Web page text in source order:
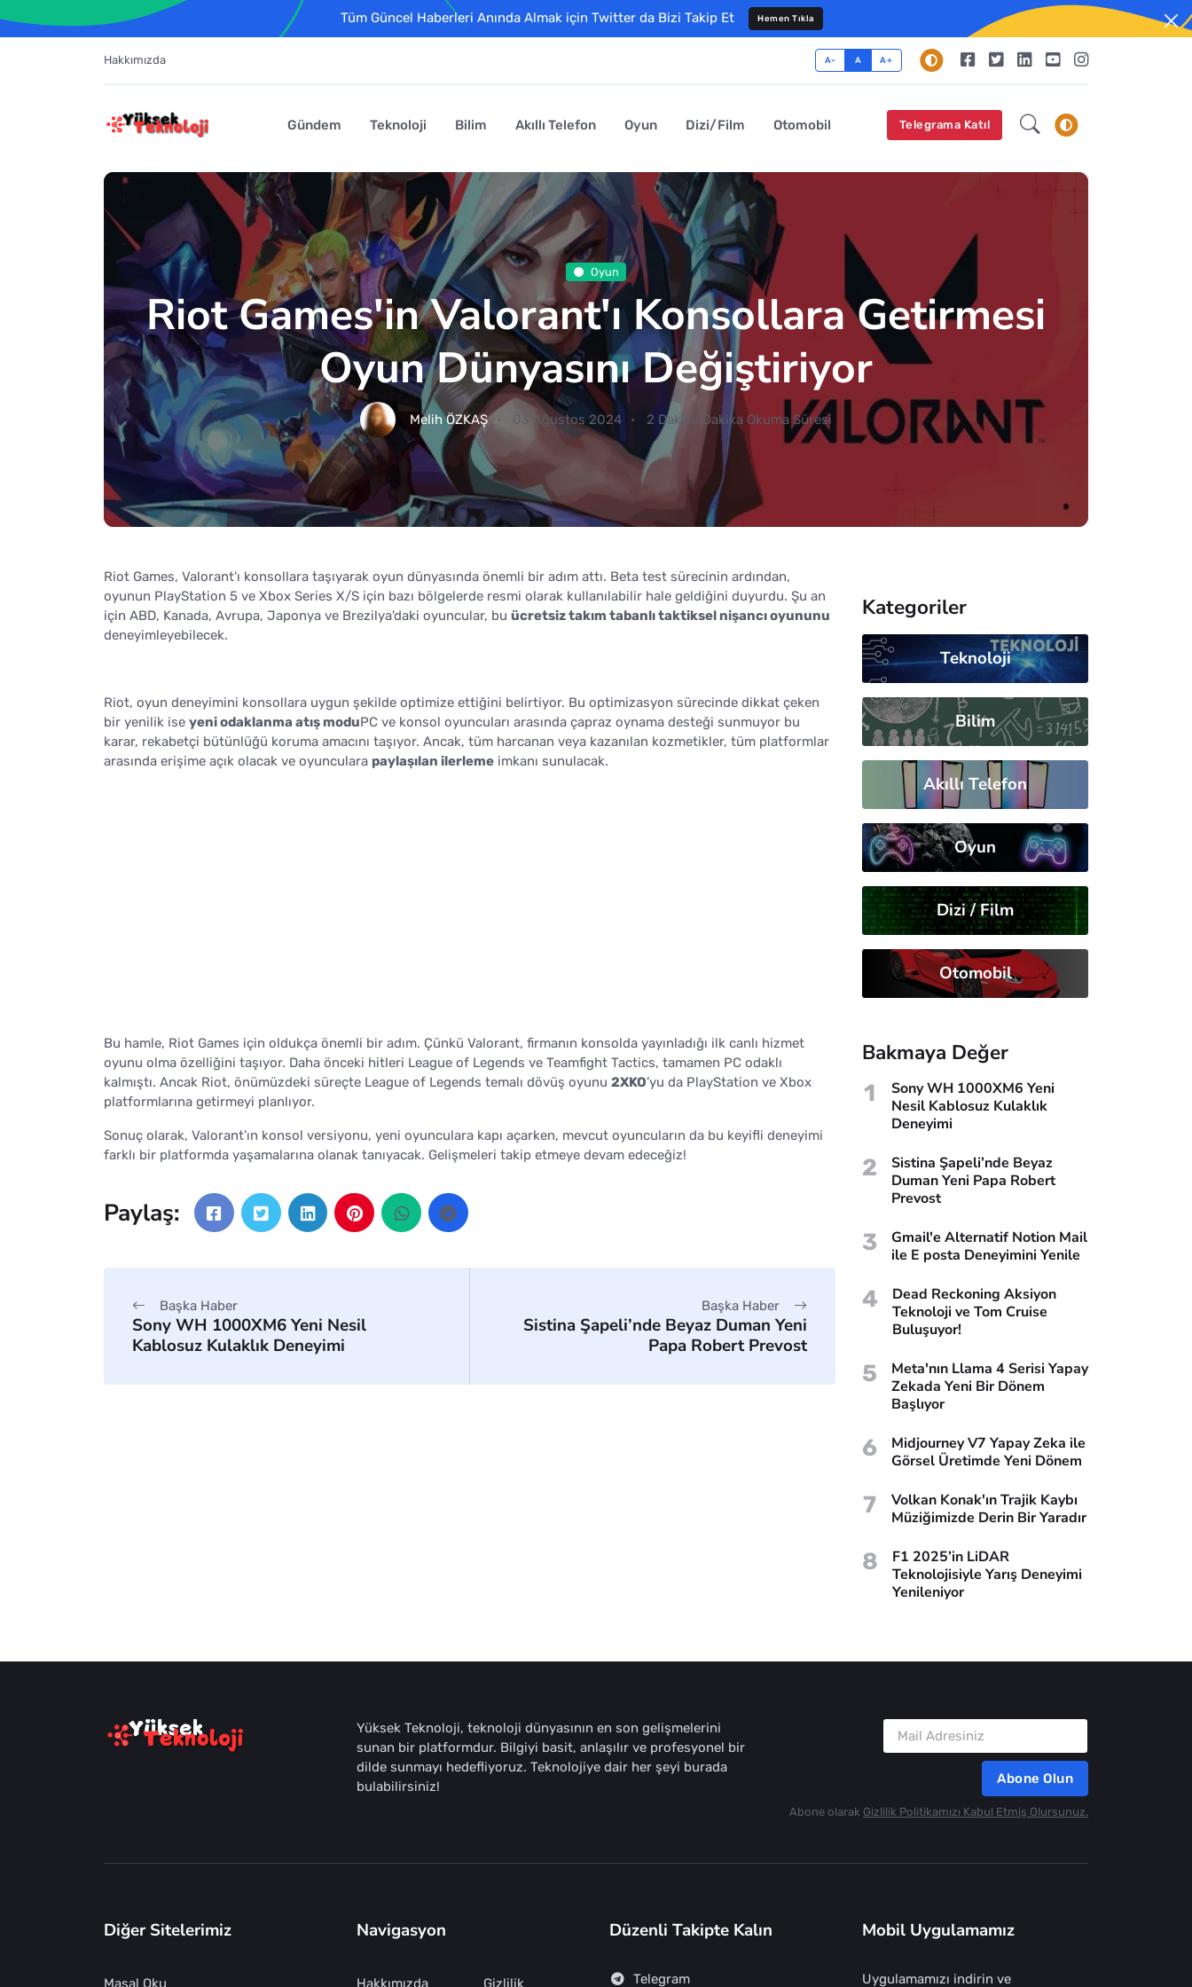
Tüm Güncel Haberleri Anında Almak için Twitter da Bizi Takip Et Hemen Tıkla
Hakkımızda A- A A+
Gündem Teknoloji Bilim Akıllı Telefon Oyun Dizi/Film Otomobil Telegrama Katıl
Oyun
Riot Games'in Valorant'ı Konsollara Getirmesi
Oyun Dünyasını Değiştiriyor
Melih ÖZKAŞ 03 Ağustos 2024 2 Dakika Dakika Okuma Süresi
Riot Games, Valorant'ı konsollara taşıyarak oyun dünyasında önemli bir adım attı. Beta test sürecinin ardından,
oyunun PlayStation 5 ve Xbox Series X/S için bazı bölgelerde resmi olarak kullanılabilir hale geldiğini duyurdu. Şu an
için ABD, Kanada, Avrupa, Japonya ve Brezilya'daki oyuncular, bu ücretsiz takım tabanlı taktiksel nişancı oyununu
deneyimleyebilecek.
Riot, oyun deneyimini konsollara uygun şekilde optimize ettiğini belirtiyor. Bu optimizasyon sürecinde dikkat çeken
bir yenilik ise yeni odaklanma atış moduPC ve konsol oyuncuları arasında çapraz oynama desteği sunmuyor bu
karar, rekabetçi bütünlüğü koruma amacını taşıyor. Ancak, tüm harcanan veya kazanılan kozmetikler, tüm platformlar
arasında erişime açık olacak ve oyunculara paylaşılan ilerleme imkanı sunulacak.
Bu hamle, Riot Games için oldukça önemli bir adım. Çünkü Valorant, firmanın konsolda yayınladığı ilk canlı hizmet
oyunu olma özelliğini taşıyor. Daha önceki hitleri League of Legends ve Teamfight Tactics, tamamen PC odaklı
kalmıştı. Ancak Riot, önümüzdeki süreçte League of Legends temalı dövüş oyunu 2XKO’yu da PlayStation ve Xbox
platformlarına getirmeyi planlıyor.
Sonuç olarak, Valorant’ın konsol versiyonu, yeni oyunculara kapı açarken, mevcut oyuncuların da bu keyifli deneyimi
farklı bir platformda yaşamalarına olanak tanıyacak. Gelişmeleri takip etmeye devam edeceğiz!
Paylaş:
Başka Haber
Sony WH 1000XM6 Yeni Nesil
Kablosuz Kulaklık Deneyimi
Başka Haber
Sistina Şapeli’nde Beyaz Duman Yeni
Papa Robert Prevost
Kategoriler
Teknoloji
Bilim
Akıllı Telefon
Oyun
Dizi / Film
Otomobil
Bakmaya Değer
1
Sony WH 1000XM6 Yeni
Nesil Kablosuz Kulaklık
Deneyimi
2
Sistina Şapeli’nde Beyaz
Duman Yeni Papa Robert
Prevost
3
Gmail'e Alternatif Notion Mail
ile E posta Deneyimini Yenile
4
Dead Reckoning Aksiyon
Teknoloji ve Tom Cruise
Buluşuyor!
5
Meta'nın Llama 4 Serisi Yapay
Zekada Yeni Bir Dönem
Başlıyor
6
Midjourney V7 Yapay Zeka ile
Görsel Üretimde Yeni Dönem
7
Volkan Konak'ın Trajik Kaybı
Müziğimizde Derin Bir Yaradır
8
F1 2025’in LiDAR
Teknolojisiyle Yarış Deneyimi
Yenileniyor
Yüksek Teknoloji, teknoloji dünyasının en son gelişmelerini
sunan bir platformdur. Bilgiyi basit, anlaşılır ve profesyonel bir
dilde sunmayı hedefliyoruz. Teknolojiye dair her şeyi burada
bulabilirsiniz!
Abone Olun
Abone olarak Gizlilik Politikamızı Kabul Etmiş Olursunuz.
Diğer Sitelerimiz
Masal Oku
Navigasyon
Hakkımızda Gizlilik
Düzenli Takipte Kalın
Telegram
Mobil Uygulamamız
Uygulamamızı indirin ve